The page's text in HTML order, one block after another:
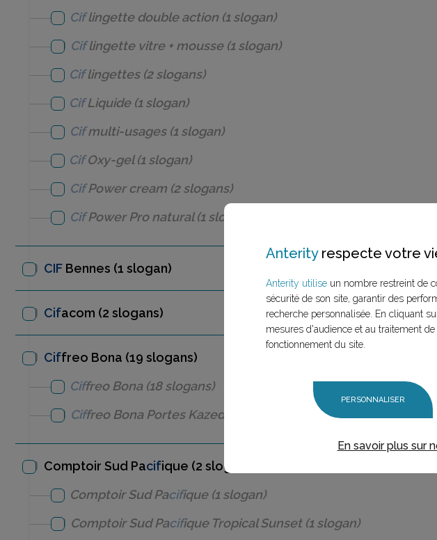
Cif lingette double action (1 slogan)
Ciflingette vitre + mousse(1 slogan)
Cif lingettes(2 slogans)
Cif Liquide(1 slogan)
Cifmulti-usages(1 slogan)
Cif Oxy-gel(1 slogan)
CifPower cream(2 slogans)
Cif Power Pro natural(1 slogan)
CIF Bennes (1 slogan)
Cifacom (2 slogans)
Ciffreo Bona (19 slogans)
Ciffreo Bona (18 slogans)
Ciffreo Bona Portes Kazed
Comptoir Sud Pacifique (2 slogans)
Comptoir Sud Pacifique (1 slogan)
Comptoir Sud Pacifique Tropical Sunset(1 slogan)
Anterityrespecte votre
Anterity utilise un nombre restreint de
sécurité de son site, garantir des
recherche personnalisée. En cliquant
mesures d'audience et au traitement
fonctionnement du site.
PERSONNALISER
En savoir plus sur